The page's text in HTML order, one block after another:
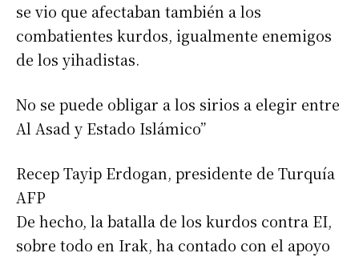
se vio que afectaban también a los
combatientes kurdos, igualmente enemigos
de los yihadistas.
No se puede obligar a los sirios a elegir entre
Al Asad y Estado Islámico”
Recep Tayip Erdogan, presidente de Turquía
AFP
De hecho, la batalla de los kurdos contra EI,
sobre todo en Irak, ha contado con el apoyo